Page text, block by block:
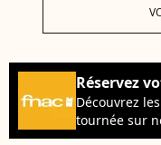
Réservez
Découvrez
tournée sur